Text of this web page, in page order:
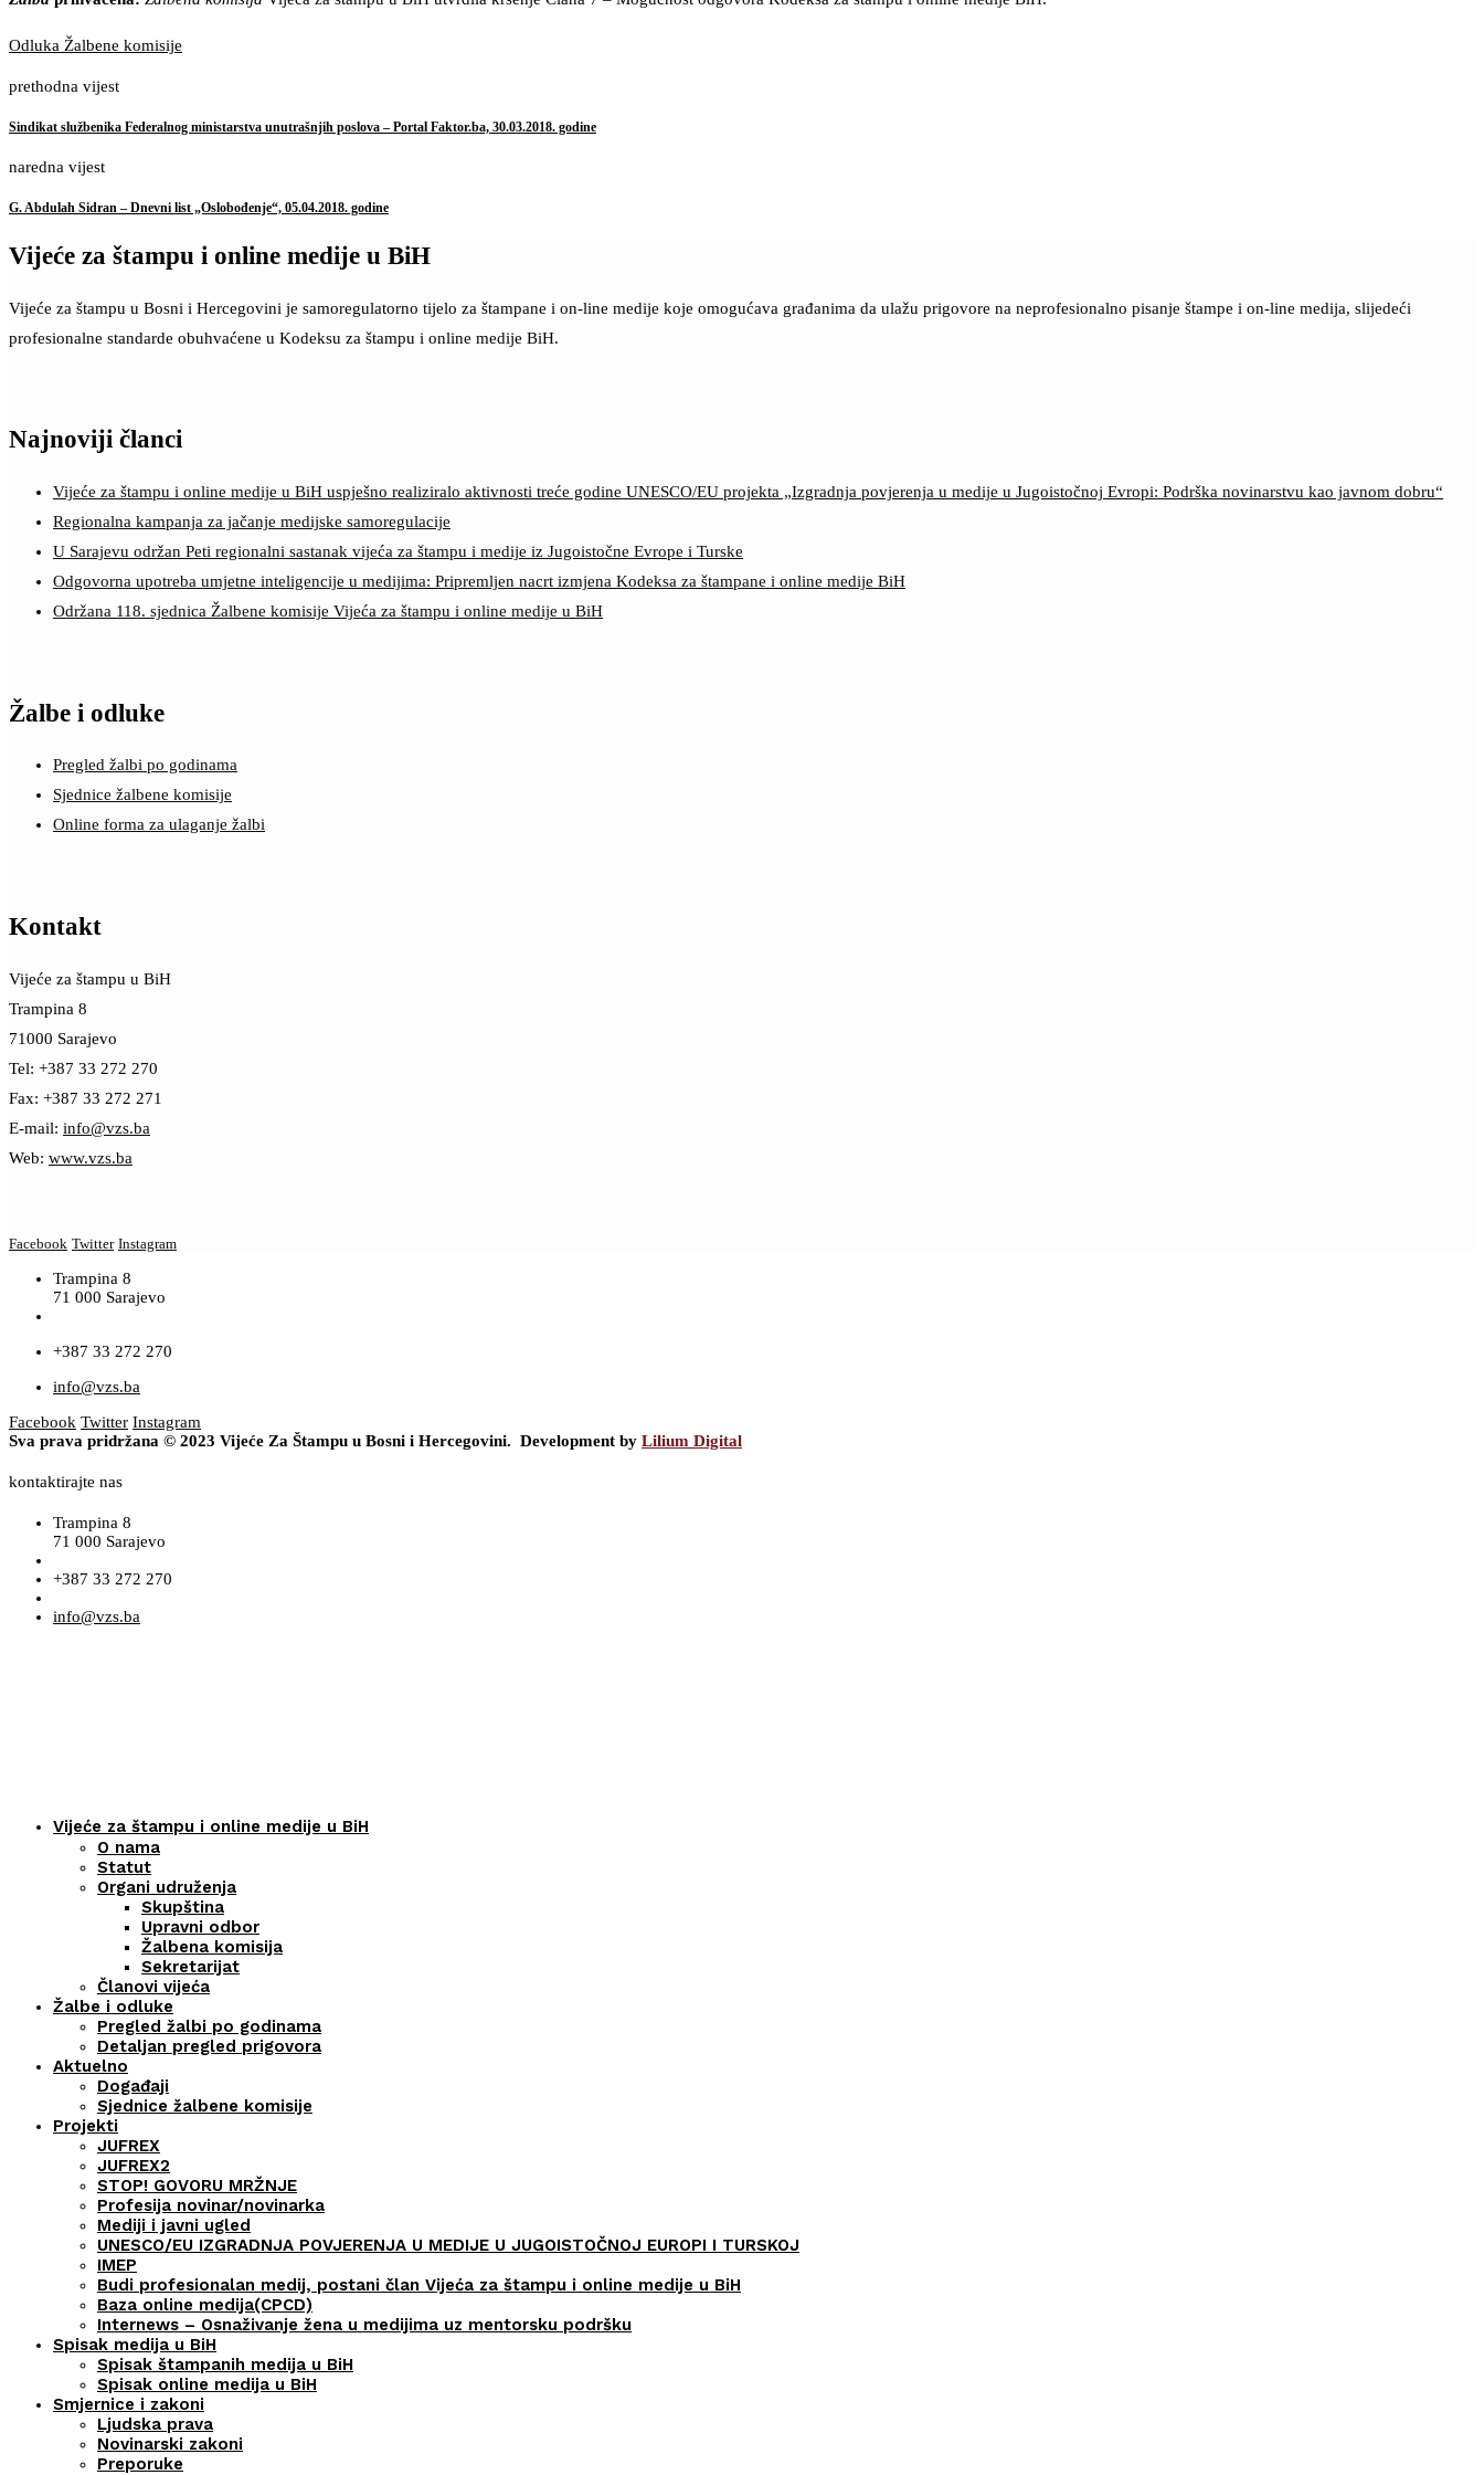
Odluka Žalbene komisije
prethodna vijest
Sindikat službenika Federalnog ministarstva unutrašnjih poslova – Portal Faktor.ba, 30.03.2018. godine
naredna vijest
G. Abdulah Sidran – Dnevni list „Oslobođenje“, 05.04.2018. godine
Vijeće za štampu i online medije u BiH
Vijeće za štampu u Bosni i Hercegovini je samoregulatorno tijelo za štampane i on-line medije koje omogućava građanima da ulažu prigovore na neprofesionalno pisanje štampe i on-line medija, slijedeći
profesionalne standarde obuhvaćene u Kodeksu za štampu i online medije BiH.
Najnoviji članci
Vijeće za štampu i online medije u BiH uspješno realiziralo aktivnosti treće godine UNESCO/EU projekta „Izgradnja povjerenja u medije u Jugoistočnoj Evropi: Podrška novinarstvu kao javnom dobru“
Regionalna kampanja za jačanje medijske samoregulacije
U Sarajevu održan Peti regionalni sastanak vijeća za štampu i medije iz Jugoistočne Evrope i Turske
Odgovorna upotreba umjetne inteligencije u medijima: Pripremljen nacrt izmjena Kodeksa za štampane i online medije BiH
Održana 118. sjednica Žalbene komisije Vijeća za štampu i online medije u BiH
Žalbe i odluke
Pregled žalbi po godinama
Sjednice žalbene komisije
Online forma za ulaganje žalbi
Kontakt
Vijeće za štampu u BiH
Trampina 8
71000 Sarajevo
Tel: +387 33 272 270
Fax: +387 33 272 271
E-mail: info@vzs.ba
Web: www.vzs.ba
Facebook Twitter Instagram
Trampina 8
71 000 Sarajevo
+387 33 272 270
info@vzs.ba
Facebook Twitter Instagram
Sva prava pridržana © 2023 Vijeće Za Štampu u Bosni i Hercegovini. Development by Lilium Digital
kontaktirajte nas
Trampina 8
71 000 Sarajevo
+387 33 272 270
info@vzs.ba
Vijeće za štampu i online medije u BiH
O nama
Statut
Organi udruženja
Skupština
Upravni odbor
Žalbena komisija
Sekretarijat
Članovi vijeća
Žalbe i odluke
Pregled žalbi po godinama
Detaljan pregled prigovora
Aktuelno
Događaji
Sjednice žalbene komisije
Projekti
JUFREX
JUFREX2
STOP! GOVORU MRŽNJE
Profesija novinar/novinarka
Mediji i javni ugled
UNESCO/EU IZGRADNJA POVJERENJA U MEDIJE U JUGOISTOČNOJ EUROPI I TURSKOJ
IMEP
Budi profesionalan medij, postani član Vijeća za štampu i online medije u BiH
Baza online medija(CPCD)
Internews – Osnaživanje žena u medijima uz mentorsku podršku
Spisak medija u BiH
Spisak štampanih medija u BiH
Spisak online medija u BiH
Smjernice i zakoni
Ljudska prava
Novinarski zakoni
Preporuke